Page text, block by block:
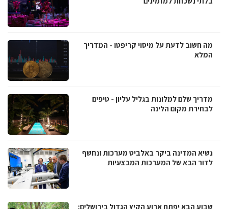
מה חשוב לדעת על מיסוי קריפטו - המדריך
המלא
מדריך שלם למלונות בגליל עליון - טיפים
לבחירת מקום הלינה
נשיא המדינה ביקר באלביט מערכות ונחשף
לדור הבא של המערכות המבצעיות
שבוע הבא יפתח ארוע הקיץ הגדול בירושלים: